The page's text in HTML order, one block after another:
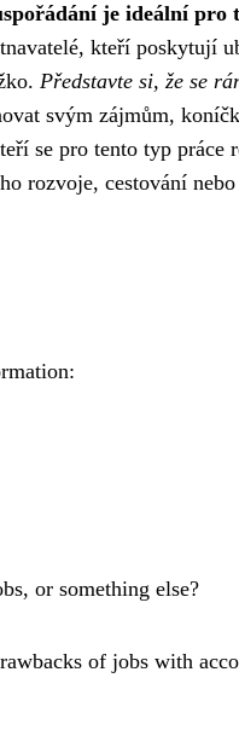
je ideální
kteří poskytují
Představte si, že se
svým zájmům,
se pro tento typ práce
rozvoje, cestování
or something else?
of jobs with